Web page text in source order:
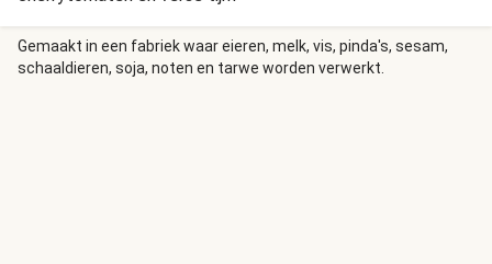
Gemaakt in een fabriek waar eieren, melk, vis, pinda's, sesam,
schaaldieren, soja, noten en tarwe worden verwerkt.